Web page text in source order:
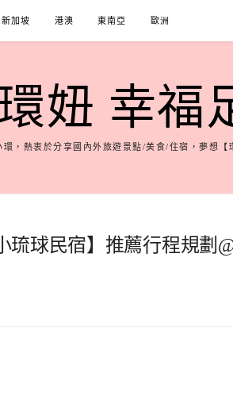
新加坡 港澳 東南亞 歐洲
妞 幸福
環，熱衷於分享國內外旅遊景點/美食/住宿，夢想【
琉球民宿】推薦行程規劃